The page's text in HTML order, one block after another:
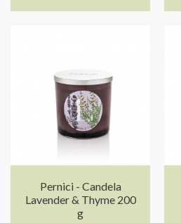
Pernici - Candela
Lavender & Thyme 200
g